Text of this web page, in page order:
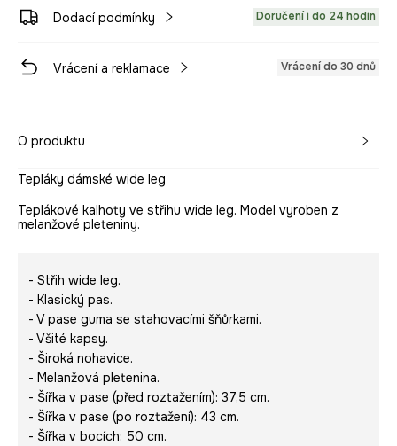
Dodací podmínky Doručení i do 24 hodin
Vrácení a reklamace Vrácení do 30 dnů
O produktu
Tepláky dámské wide leg
Teplákové kalhoty ve střihu wide leg. Model vyroben z
melanžové pleteniny.
- Střih wide leg.
- Klasický pas.
- V pase guma se stahovacími šňůrkami.
- Všité kapsy.
- Široká nohavice.
- Melanžová pletenina.
- Šířka v pase (před roztažením): 37,5 cm.
- Šířka v pase (po roztažení): 43 cm.
- Šířka v bocích: 50 cm.